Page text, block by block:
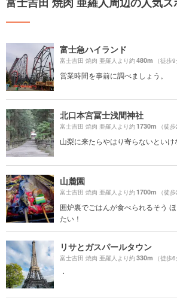
富士急ハイランド
富士吉田 焼肉 亜羅人より約480m （徒歩9
営業時間を事前に調べましょう。
北口本宮冨士浅間神社
富士吉田 焼肉 亜羅人より約1730m （徒
山梨に来たらやはり寄らないとい
山麓園
富士吉田 焼肉 亜羅人より約1700m （徒
囲炉裏でごはんが食べられるそう
たい！
リサとガスパールタウン
富士吉田 焼肉 亜羅人より約330m （徒歩6
・